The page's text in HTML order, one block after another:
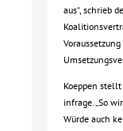
aus“, schrieb
Koeppen
infrage. „So
Würde auch